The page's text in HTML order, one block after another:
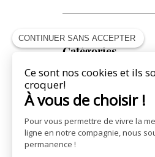
Catégories
COLLECTION
COLLECTION CHEVAL
COLLECTION VILLE
ST JAMES X PÉNÉLOPE
LA MAROQUINERIE
CONTINUER SANS ACCEPTER
Ce sont nos cookies et ils
croquer!
À vous de choisir !
Pour vous permettre de vivre la
ligne en notre compagnie, nous
permanence !